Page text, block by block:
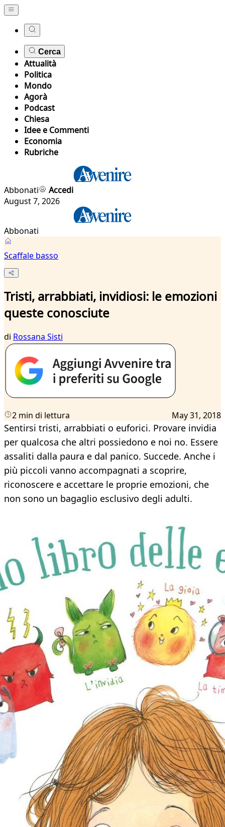
Cerca
Attualità
Politica
Mondo
Agorà
Podcast
Chiesa
Idee e Commenti
Economia
Rubriche
Abbonati
Accedi
August 7, 2026
Abbonati
Scaffale basso
Tristi, arrabbiati, invidiosi: le emozioni
queste conosciute
di Rossana Sisti
2 min di lettura May 31, 2018
Sentirsi tristi, arrabbiati o euforici. Provare invidia
per qualcosa che altri possiedono e noi no. Essere
assaliti dalla paura e dal panico. Succede. Anche i
più piccoli vanno accompagnati a scoprire,
riconoscere e accettare le proprie emozioni, che
non sono un bagaglio esclusivo degli adulti.